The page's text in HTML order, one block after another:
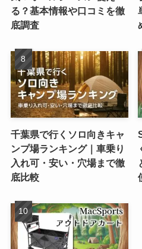
る？基本情報や口コミを徹
底調査
千葉県で行くソロ向きキャ
ンプ場ランキング｜車乗り
入れ可・安い・穴場まで徹
底比較